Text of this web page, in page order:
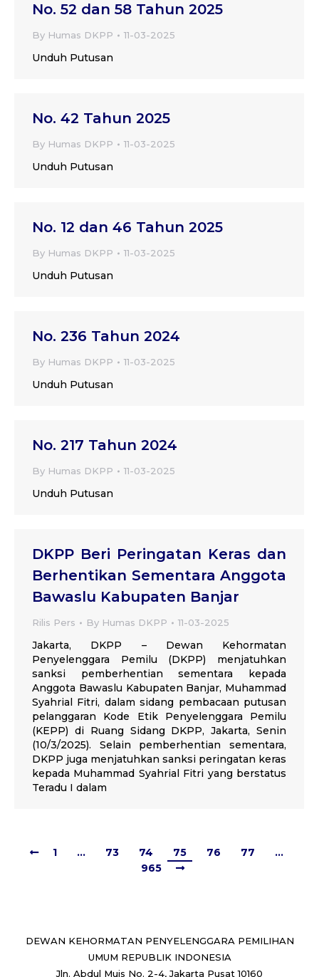
No. 52 dan 58 Tahun 2025
By Humas DKPP 11-03-2025
Unduh Putusan
No. 42 Tahun 2025
By Humas DKPP 11-03-2025
Unduh Putusan
No. 12 dan 46 Tahun 2025
By Humas DKPP 11-03-2025
Unduh Putusan
No. 236 Tahun 2024
By Humas DKPP 11-03-2025
Unduh Putusan
No. 217 Tahun 2024
By Humas DKPP 11-03-2025
Unduh Putusan
DKPP Beri Peringatan Keras dan
Berhentikan Sementara Anggota
Bawaslu Kabupaten Banjar
Rilis Pers By Humas DKPP 11-03-2025
Jakarta, DKPP – Dewan Kehormatan
Penyelenggara Pemilu (DKPP) menjatuhkan
sanksi pemberhentian sementara kepada
Anggota Bawaslu Kabupaten Banjar, Muhammad
Syahrial Fitri, dalam sidang pembacaan putusan
pelanggaran Kode Etik Penyelenggara Pemilu
(KEPP) di Ruang Sidang DKPP, Jakarta, Senin
(10/3/2025). Selain pemberhentian sementara,
DKPP juga menjatuhkan sanksi peringatan keras
kepada Muhammad Syahrial Fitri yang berstatus
Teradu I dalam
1 … 73 74 75 76 77
…
965
DEWAN KEHORMATAN PENYELENGGARA PEMILIHAN
UMUM REPUBLIK INDONESIA
Jln. Abdul Muis No. 2-4, Jakarta Pusat 10160